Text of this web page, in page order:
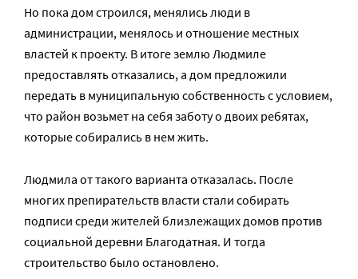
Но пока дом строился, менялись люди в
администрации, менялось и отношение местных
властей к проекту. В итоге землю Людмиле
предоставлять отказались, а дом предложили
передать в муниципальную собственность с условием,
что район возьмет на себя заботу о двоих ребятах,
которые собирались в нем жить.
Людмила от такого варианта отказалась. После
многих препирательств власти стали собирать
подписи среди жителей близлежащих домов против
социальной деревни Благодатная. И тогда
строительство было остановлено.